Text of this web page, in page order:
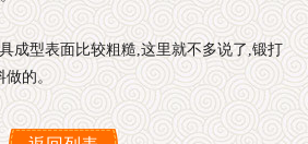
成型表面比较粗糙,这里就不多说了,锻打
的。